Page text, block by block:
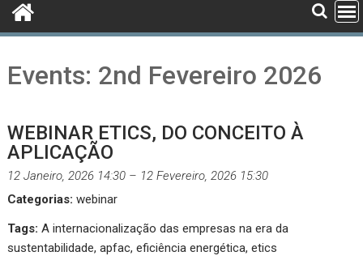
Events: 2nd Fevereiro 2026
WEBINAR ETICS, DO CONCEITO À
APLICAÇÃO
12 Janeiro, 2026 14:30 – 12 Fevereiro, 2026 15:30
Categorias: webinar
Tags: A internacionalização das empresas na era da
sustentabilidade,apfac,eficiência energética,etics